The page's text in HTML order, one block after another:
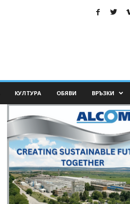
КУЛТУРА ОБЯВИ ВРЪЗКИ